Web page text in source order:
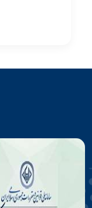
صنایع کوچک
رئیس
تعاملات